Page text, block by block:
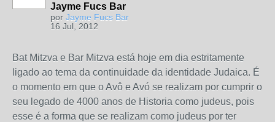
Jayme Fucs Bar
por Jayme Fucs Bar
16 Jul, 2012
Bat Mitzva e Bar Mitzva está hoje em dia estritamente
ligado ao tema da continuidade da identidade Judaica. É
o momento em que o Avô e Avó se realizam por cumprir o
seu legado de 4000 anos de Historia como judeus, pois
esse é a forma que se realizam como judeus por ter